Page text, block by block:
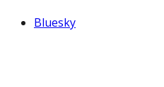
Bluesky